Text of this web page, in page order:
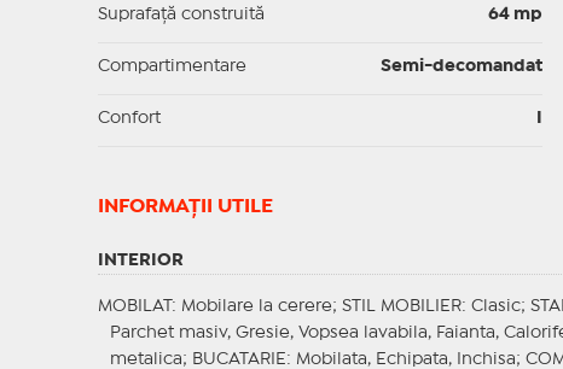
Suprafaţă construită 64 mp
Compartimentare Semi-decomandat
Confort
INFORMAŢII UTILE
INTERIOR
MOBILAT : Mobilare la cerere; STIL MOBILIER: Clasic;
Parchet masiv, Gresie, Vopsea lavabila, Faianta,
metalica; BUCATARIE : Mobilata, Echipata, Inchisa;